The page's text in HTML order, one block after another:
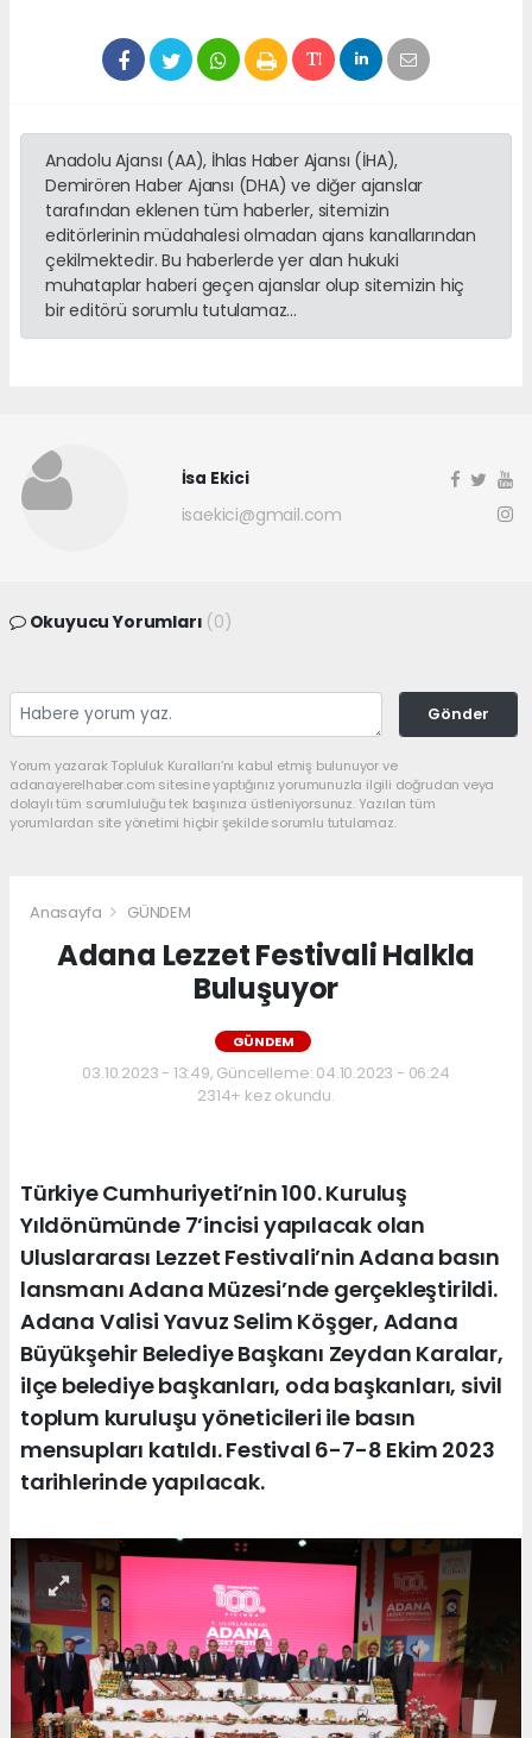
Anadolu Ajansı (AA), İhlas Haber Ajansı (İHA),
Demirören Haber Ajansı (DHA) ve diğer ajanslar
tarafından eklenen tüm haberler, sitemizin
editörlerinin müdahalesi olmadan ajans kanallarından
çekilmektedir. Bu haberlerde yer alan hukuki
muhataplar haberi geçen ajanslar olup sitemizin hiç
bir editörü sorumlu tutulamaz...
İsa Ekici
isaekici@gmail.com
Okuyucu Yorumları (0)
Gönder
Yorum yazarak Topluluk Kuralları’nı kabul etmiş bulunuyor ve
adanayerelhaber.com sitesine yaptığınız yorumunuzla ilgili doğrudan veya
dolaylı tüm sorumluluğu tek başınıza üstleniyorsunuz. Yazılan tüm
yorumlardan site yönetimi hiçbir şekilde sorumlu tutulamaz.
Anasayfa GÜNDEM
Adana Lezzet Festivali Halkla
Buluşuyor
GÜNDEM
03.10.2023 - 13:49, Güncelleme: 04.10.2023 - 06:24
2314+ kez okundu.
Türkiye Cumhuriyeti’nin 100. Kuruluş
Yıldönümünde 7’incisi yapılacak olan
Uluslararası Lezzet Festivali’nin Adana basın
lansmanı Adana Müzesi’nde gerçekleştirildi.
Adana Valisi Yavuz Selim Köşger, Adana
Büyükşehir Belediye Başkanı Zeydan Karalar,
ilçe belediye başkanları, oda başkanları, sivil
toplum kuruluşu yöneticileri ile basın
mensupları katıldı. Festival 6-7-8 Ekim 2023
tarihlerinde yapılacak.